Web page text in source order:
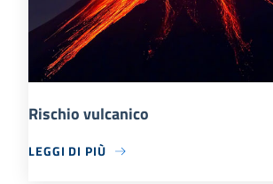
Rischio vulcanico
LEGGI DI PIÙ